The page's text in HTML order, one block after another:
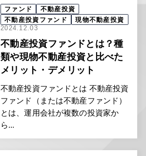
ファンド
不動産投資
不動産投資ファンド
現物不動産投資
2024.12.03
不動産投資ファンドとは？種
類や現物不動産投資と比べた
メリット・デメリット
不動産投資ファンドとは 不動産投資
ファンド（または不動産ファンド）
とは、運用会社が複数の投資家か
ら...